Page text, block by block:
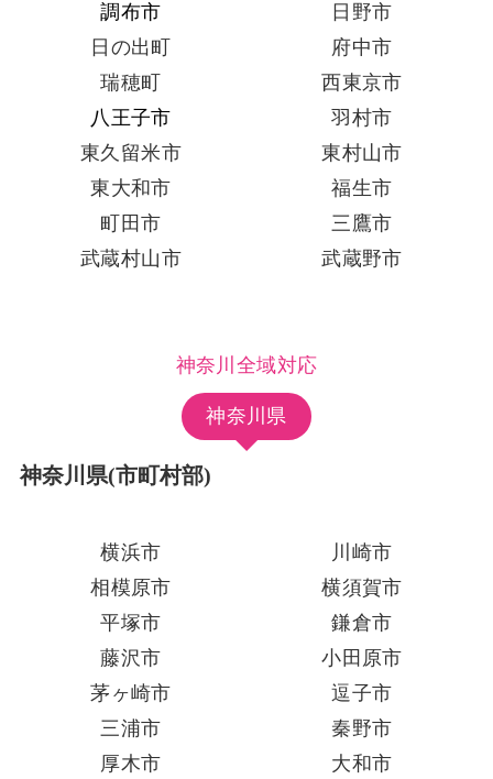
調布市
日野市
日の出町
府中市
瑞穂町
西東京市
八王子市
羽村市
東久留米市
東村山市
東大和市
福生市
町田市
三鷹市
武蔵村山市
武蔵野市
神奈川全域対応
神奈川県
神奈川県(市町村部)
横浜市
川崎市
相模原市
横須賀市
平塚市
鎌倉市
藤沢市
小田原市
茅ヶ崎市
逗子市
三浦市
秦野市
厚木市
大和市